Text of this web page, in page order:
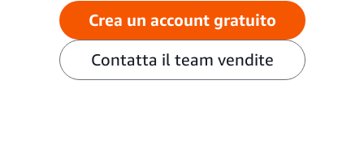
Crea un account gratuito
Contatta il team vendite